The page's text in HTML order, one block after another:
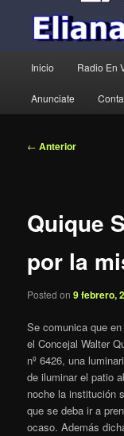
principal
Inicio Radio En
Anunciate
Navegación
← Anterior
Quique
por la
Posted on9 febrero,
Se comunica que
el Concejal Walter
nº 6426, una
de iluminar el patio
noche la institución
que se deba ir a
ocaso. Además